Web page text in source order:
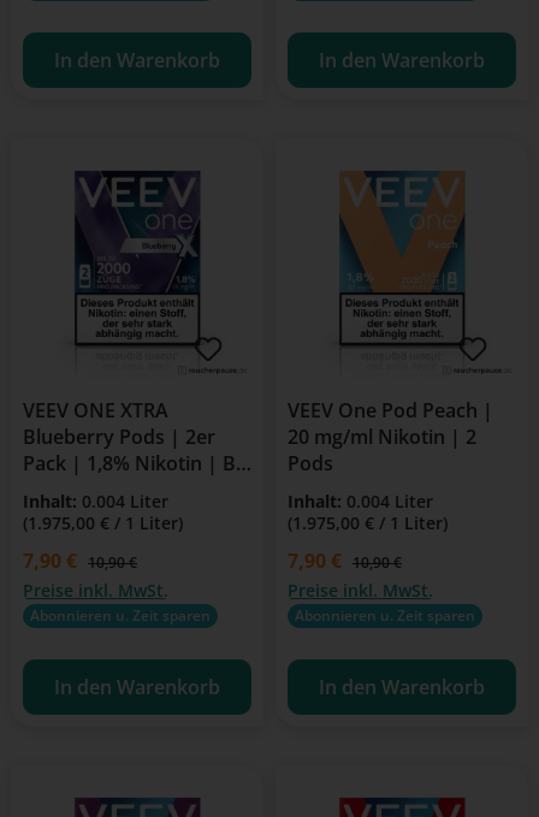
In den Warenkorb In den Warenkorb
VEEV ONE XTRA
Blueberry Pods | 2er
Pack | 1,8% Nikotin | Bis
zu 2000 Züge
Inhalt: 0.004 Liter
(1.975,00 € / 1 Liter)
Verkaufspreis:
7,90 € Regulärer Preis:
10,90 €
Preise inkl. MwSt.
Abonnieren u. Zeit sparen
In den Warenkorb
VEEV One Pod Peach |
20 mg/ml Nikotin | 2
Pods
Inhalt: 0.004 Liter
(1.975,00 € / 1 Liter)
Verkaufspreis:
7,90 € Regulärer Preis:
10,90 €
Preise inkl. MwSt.
Abonnieren u. Zeit sparen
In den Warenkorb